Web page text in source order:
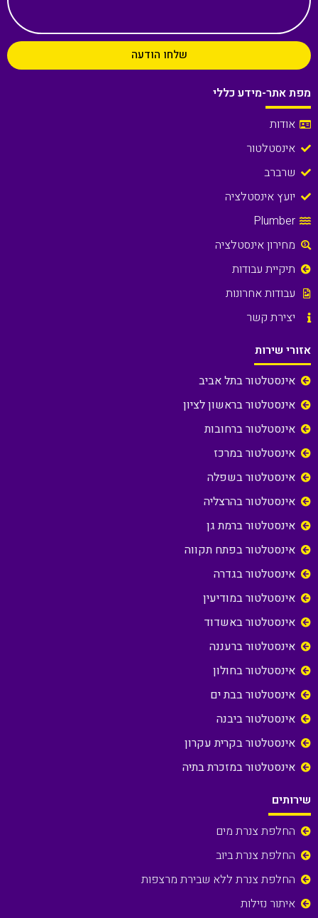
שלחו הודעה
מפת אתר-מידע כללי
אודות
אינסטלטור
שרברב
יועץ אינסטלציה
Plumber
מחירון אינסטלציה
תיקיית עבודות
עבודות אחרונות
יצירת קשר
אזורי שירות
אינסטלטור בתל אביב
אינסטלטור בראשון לציון
אינסטלטור ברחובות
אינסטלטור במרכז
אינסטלטור בשפלה
אינסטלטור בהרצליה
אינסטלטור ברמת גן
אינסטלטור בפתח תקווה
אינסטלטור בגדרה
אינסטלטור במודיעין
אינסטלטור באשדוד
אינסטלטור ברעננה
אינסטלטור בחולון
אינסטלטור בבת ים
אינסטלטור ביבנה
אינסטלטור בקרית עקרון
אינסטלטור במזכרת בתיה
שירותים
החלפת צנרת מים
החלפת צנרת ביוב
החלפת צנרת ללא שבירת מרצפות
איתור נזילות